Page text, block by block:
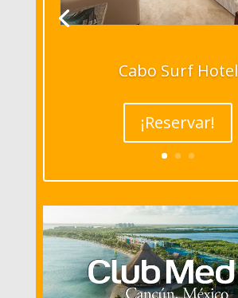
Cabo Surf Hotel
¡Reservar!